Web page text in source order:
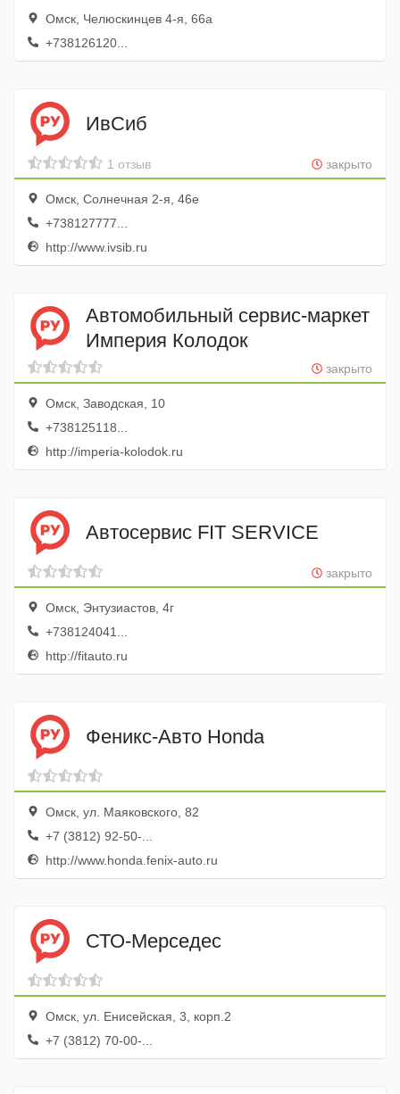
Омск, Челюскинцев 4-я, 66а
+738126120...
ИвСиб
закрыто
1 отзыв
Омск, Солнечная 2-я, 46е
+738127777...
http://www.ivsib.ru
Автомобильный сервис-маркет
Империя Колодок
закрыто
Омск, Заводская, 10
+738125118...
http://imperia-kolodok.ru
Автосервис FIT SERVICE
закрыто
Омск, Энтузиастов, 4г
+738124041...
http://fitauto.ru
Феникс-Авто Honda
Омск, ул. Маяковского, 82
+7 (3812) 92-50-...
http://www.honda.fenix-auto.ru
СТО-Мерседес
Омск, ул. Енисейская, 3, корп.2
+7 (3812) 70-00-...